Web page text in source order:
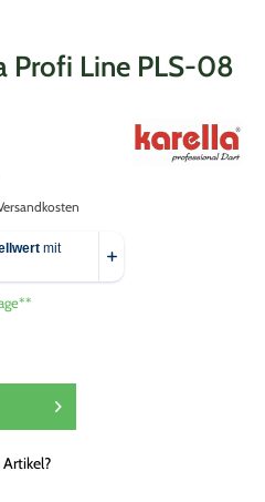
Profi Line PLS-08
Artikel?